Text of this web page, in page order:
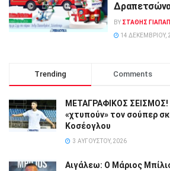
BY ΣΤΑΘΗΣ
14 ΔΕΚΕΜΒΡΊΟΥ,
Trending Comments
ΜΕΤΑΓΡΑΦΙΚΟΣ ΣΕΙΣΜΟΣ!
«χτυπούν» τον σούπερ
Κοσέογλου
3 ΑΥΓΟΎΣΤΟΥ, 2026
Αιγάλεω: Ο Μάριος